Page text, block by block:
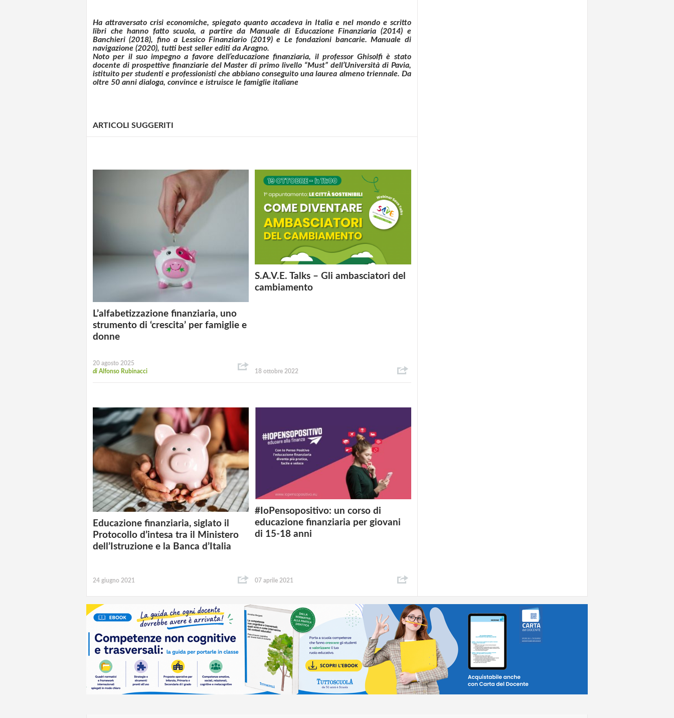
Ha attraversato crisi economiche, spiegato quanto accadeva in Italia e nel mondo e scritto
libri che hanno fatto scuola, a partire da Manuale di Educazione Finanziaria (2014) e
Banchieri (2018), fino a Lessico Finanziario (2019) e Le fondazioni bancarie. Manuale di
navigazione (2020), tutti best seller editi da Aragno.
Noto per il suo impegno a favore dell’educazione finanziaria, il professor Ghisolfi è stato
docente di prospettive finanziariedel Master di primo livello “Must” dell’Università di Pavia,
istituito per studenti e professionisti che abbiano conseguito una laurea almeno triennale. Da
oltre 50 anni dialoga, convince e istruisce le famiglie italiane
ARTICOLI SUGGERITI
L’alfabetizzazione finanziaria, uno
strumento di ‘crescita’ per famiglie e
donne
20 agosto 2025
di Alfonso Rubinacci
S.A.V.E. Talks – Gli ambasciatori del
cambiamento
18 ottobre 2022
Educazione finanziaria, siglato il
Protocollo d’intesa tra il Ministero
dell’Istruzione e la Banca d’Italia
24 giugno 2021
#IoPensopositivo: un corso di
educazione finanziaria per giovani
di 15-18 anni
07 aprile 2021